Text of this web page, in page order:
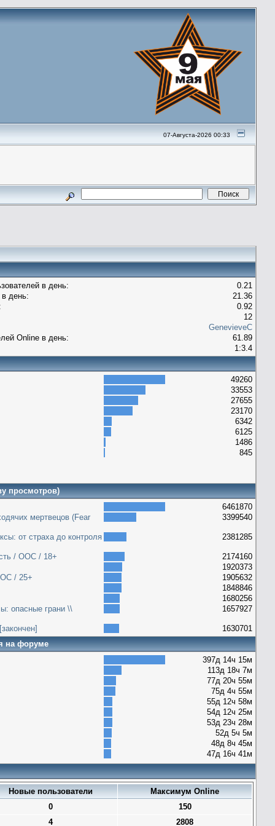
07-Августа-2026 00:33
в день:
0.21
день:
21.36
0.92
12
GenevieveC
Оnline в день:
61.89
1:3.4
49260
33553
27655
23170
6342
6125
1486
845
просмотров)
6461870
мертвецов (Fear
3399540
от страха до контроля 2381285
/ ООС / 18+
2174160
1920373
/ 25+
1905632
1848846
1680256
опасные грани \\
1657927
1630701
на форуме
397д 14ч 15м
113д 18ч 7м
77д 20ч 55м
75д 4ч 55м
55д 12ч 58м
54д 12ч 25м
53д 23ч 28м
52д 5ч 5м
48д 8ч 45м
47д 16ч 41м
Новые пользователи
Максимум Online
0
150
4
2808